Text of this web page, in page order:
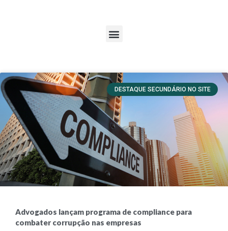
DESTAQUE SECUNDÁRIO NO SITE
Advogados lançam programa de compliance para
combater corrupção nas empresas